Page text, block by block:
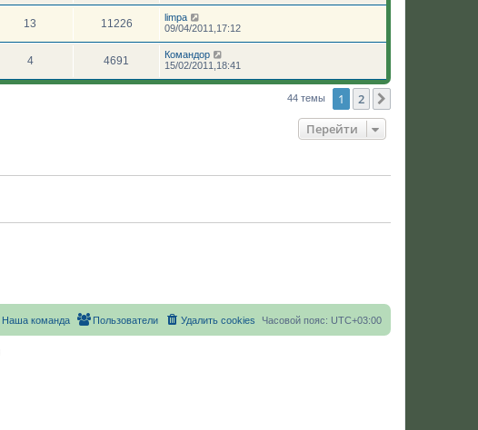
13 11226
limpa
09/04/2011,17:12
4 4691
Командор
15/02/2011,18:41
44 темы 1 2
Перейти
Часовой пояс: UTC+03:00
Удалить cookies
Пользователи
Наша команда